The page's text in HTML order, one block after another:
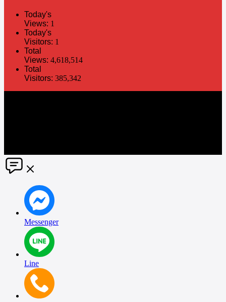
Today's
Views: 1
Today's
Visitors: 1
Total
Views: 4,618,514
Total
Visitors: 385,342
Messenger
Line